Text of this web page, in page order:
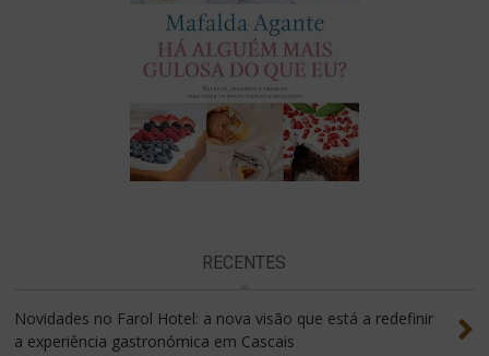
RECENTES
Novidades no Farol Hotel: a nova visão que está a redefinir
a experiência gastronómica em Cascais